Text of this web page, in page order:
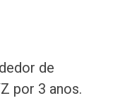
de
por 3 anos.